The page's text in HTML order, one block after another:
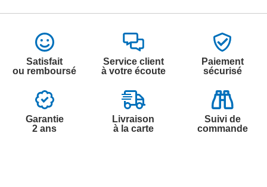
Satisfait
ou remboursé
Service client
à votre écoute
Paiement
sécurisé
Garantie
2 ans
Livraison
à la carte
Suivi de
commande